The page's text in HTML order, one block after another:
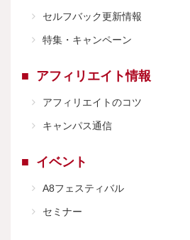
セルフバック更新情報
特集・キャンペーン
アフィリエイト情報
アフィリエイトのコツ
キャンパス通信
イベント
A8フェスティバル
セミナー